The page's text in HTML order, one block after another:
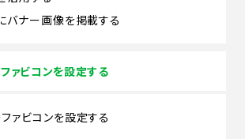
バナー画像を掲載する
ァビコンを設定する
ァビコンを設定する